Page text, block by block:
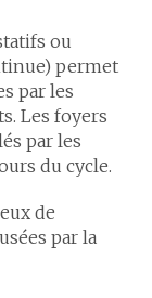
ou
permet
par les
Les foyers
par les
du cycle.
de
par la